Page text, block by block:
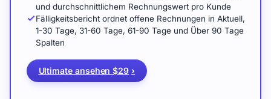
und durchschnittlichem Rechnungswert pro Kunde
Fälligkeitsbericht ordnet offene Rechnungen in Aktuell,
1-30 Tage, 31-60 Tage, 61-90 Tage und Über 90 Tage
Spalten
Ultimate ansehen $29 ›